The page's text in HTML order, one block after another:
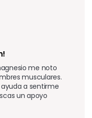
me noto
musculares.
a sentirme
un apoyo